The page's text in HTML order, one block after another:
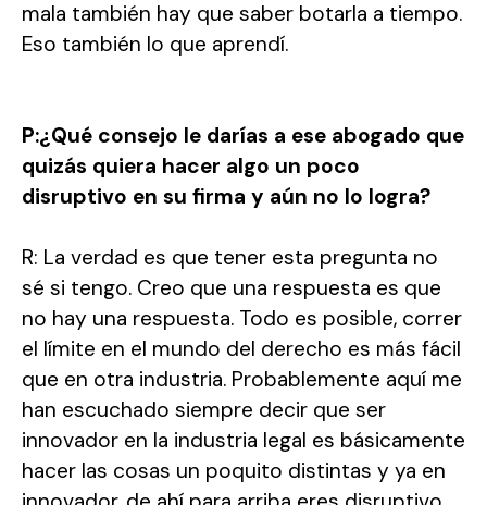
mala también hay que saber botarla a tiempo.
Eso también lo que aprendí.
P:¿Qué consejo le darías a ese abogado que
quizás quiera hacer algo un poco
disruptivo en su firma y aún no lo logra?
R: La verdad es que tener esta pregunta no
sé si tengo. Creo que una respuesta es que
no hay una respuesta. Todo es posible, correr
el límite en el mundo del derecho es más fácil
que en otra industria. Probablemente aquí me
han escuchado siempre decir que ser
innovador en la industria legal es básicamente
hacer las cosas un poquito distintas y ya en